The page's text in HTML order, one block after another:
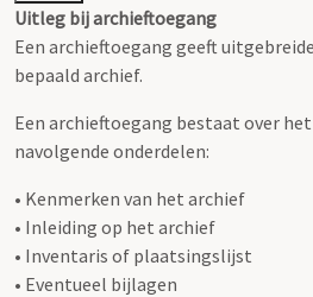
Uitleg bij archieftoegang
Een archieftoegang geeft
bepaald archief.
Een archieftoegang bestaat over
navolgende onderdelen:
• Kenmerken van het archief
• Inleiding op het archief
• Inventaris of plaatsingslijst
• Eventueel bijlagen